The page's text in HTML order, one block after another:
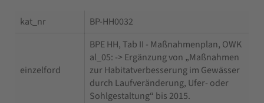
kat_nr BP-HH0032
einzelford
BPE HH, Tab II - Maßnahmenplan, OWK
al_05: -> Ergänzung von „Maßnahmen
zur Habitatverbesserung im Gewässer
durch Laufveränderung, Ufer- oder
Sohlgestaltung“ bis 2015.